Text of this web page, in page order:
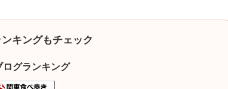
キングもチェック
ログランキング